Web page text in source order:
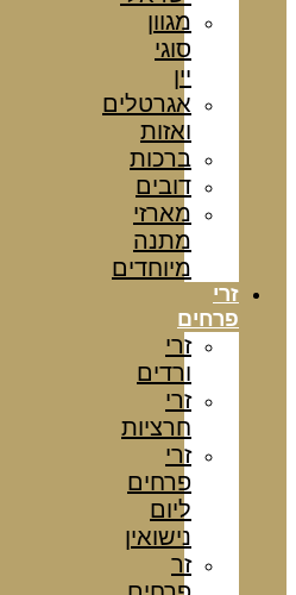
מגוון
סוגי
יין
אגרטלים
ואזות
ברכות
דובים
מארזי
מתנה
מיוחדים
זרי
פרחים
זרי
ורדים
זרי
חרציות
זרי
פרחים
ליום
נישואין
זר